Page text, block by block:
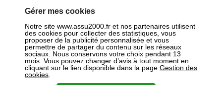
Nos offres pour les particuliers
Assurance Auto
Des tarifs adaptés à tous les profils
Gérer mes cookies
Notre site www.assu2000.fr et nos partenaires utilisent
des cookies pour collecter des statistiques, vous
proposer de la publicité personnalisée et vous
permettre de partager du contenu sur les réseaux
sociaux. Nous conservons votre choix pendant 13
mois. Vous pouvez changer d’avis à tout moment en
cliquant sur le lien disponible dans la page Gestion des
cookies